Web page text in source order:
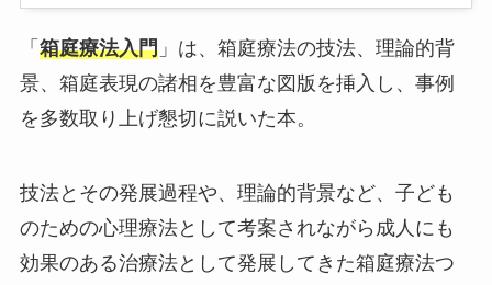
「 箱庭療法入門」は、箱庭療法の技法、理論的背
景、箱庭表現の諸相を豊富な図版を挿入し、事例
を多数取り上げ懇切に説いた本。
技法とその発展過程や、理論的背景など、子ども
のための心理療法として考案されながら成人にも
効果のある治療法として発展してきた箱庭療法つ